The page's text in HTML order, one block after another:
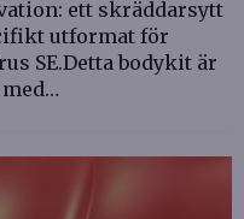
ett skräddarsytt
utformat för
SE.Detta bodykit är